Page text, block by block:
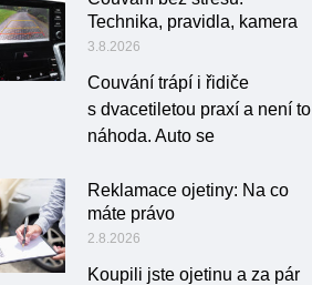
Technika, pravidla, kamera
3.8.2026
Couvání trápí i řidiče
s dvacetiletou praxí a není to
náhoda. Auto se
Reklamace ojetiny: Na co
máte právo
2.8.2026
Koupili jste ojetinu a za pár